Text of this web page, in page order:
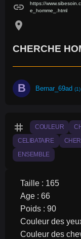
link
https://
e_homme_.html
location_on
CHERCHE
B Bernar_69ad (1)
tag COULEUR
CELIBATAIRE
ENSEMBLE
Taille : 165
Age : 66
Poids : 90
Couleur des
Couleur des